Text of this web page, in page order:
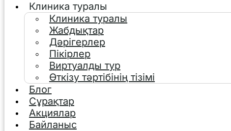
Клиника туралы
Клиника туралы
Жабдықтар
Дәрігерлер
Пікірлер
Виртуалды тур
Өткізу тәртібінің тізімі
Блог
Сұрақтар
Акциялар
Байланыс